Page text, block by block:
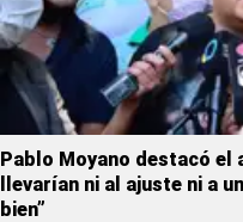
Pablo Moyano destacó el
llevarían ni al ajuste ni a
bien”